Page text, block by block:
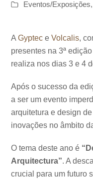
Eventos/Exposições,
AGyptec eVolcalis,
presentes na 3ª
realiza nos dias 3 e 4
Após o sucesso da
a ser um evento
arquitetura e design
inovações no âmbito
O tema deste ano é
Arquitectura”. A
crucial para um futuro